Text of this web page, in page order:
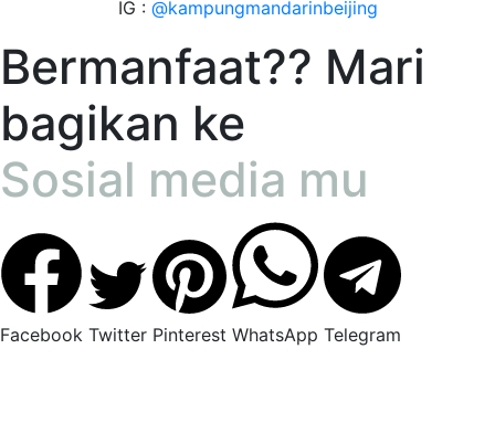
IG : @kampungmandarinbeijing
Bermanfaat?? Mari
bagikan ke
Sosial media mu
Facebook Twitter Pinterest WhatsApp Telegram